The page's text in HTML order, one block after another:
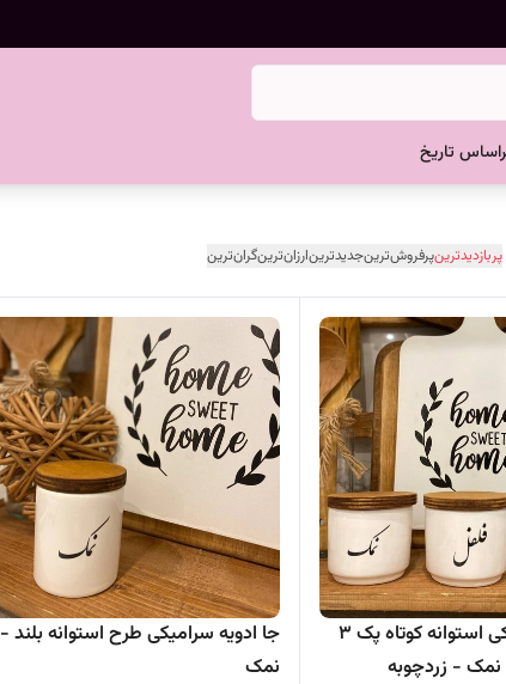
تاریخ
پربازدیدترینپرفروش‌ترینجدیدترینارزان‌ترینگران‌ترین
جا ادویه سرامیکی استوانه کوتاه پک 3
جا ادویه سرامیکی طرح استوانه بلند -
نمک